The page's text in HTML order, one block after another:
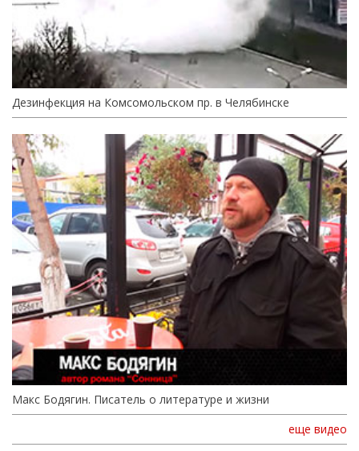
Дезинфекция на Комсомольском пр. в Челябинске
Макс Бодягин. Писатель о литературе и жизни
еще видео